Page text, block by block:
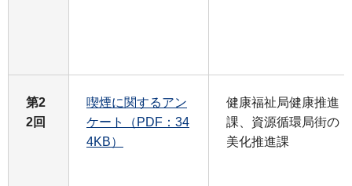
第2
2回
喫煙に関するアン
ケート（PDF：34
4KB）
健康福祉局健康推進
課、資源循環局街の
美化推進課